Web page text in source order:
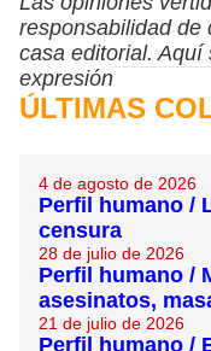
responsabilidad de
casa editorial. Aquí
expresión
ÚLTIMAS
4 de agosto de 2026
Perfil humano /
censura
28 de julio de 2026
Perfil humano /
asesinatos,
21 de julio de 2026
Perfil humano /